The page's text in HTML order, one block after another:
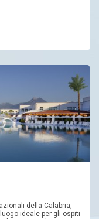
della Calabria,
ideale per gli ospiti